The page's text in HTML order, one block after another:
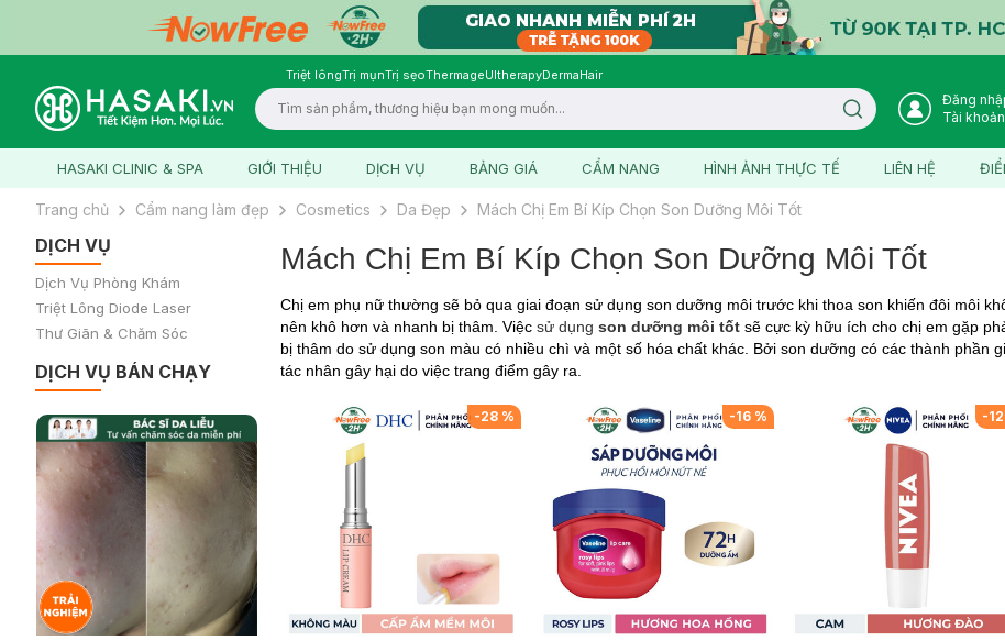
Triệt lôngTrị mụnTrị sẹoThermageUltherapyDermaHair
Logo
Search icon
Đăng
Tài khoản
HASAKI CLINIC & SPA GIỚI THIỆU DỊCH VỤ BẢNG GIÁ CẨM NANG HÌNH ẢNH THỰC TẾ LIÊN HỆ
Trang chủ Cẩm nang làm đẹp Cosmetics Da Đẹp Mách Chị Em Bí Kíp Chọn Son Dưỡng Môi Tốt
DỊCH VỤ
Dịch Vụ Phòng Khám
Triệt Lông Diode Laser
Thư Giãn & Chăm Sóc
DỊCH VỤ BÁN CHẠY
Mách Chị Em Bí Kíp Chọn Son Dưỡng Môi Tốt
Chị em phụ nữ thường sẽ bỏ qua giai đoạn sử dụng son dưỡng môi trước khi thoa son khiến đôi môi
nên khô hơn và nhanh bị thâm. Việcsử dụngson dưỡng môi tốt sẽ cực kỳ hữu ích cho chị em gặp
bị thâm do sử dụng son màu có nhiều chì và một số hóa chất khác. Bởi son dưỡng có các thành phần
tác nhân gây hại do việc trang điểm gây ra.
-28 % -16 % -12